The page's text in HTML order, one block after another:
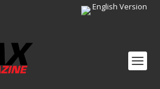
English Version